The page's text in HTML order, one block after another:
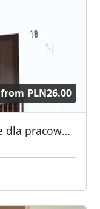
from PLN26.00
Kwatery pracownicze / Pokoje dla pracowników / Hotel pracowniczy - Gdynia